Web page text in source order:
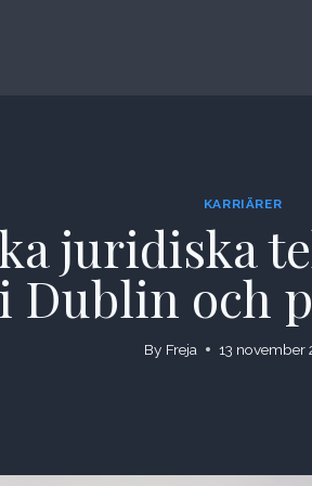
KARRIÄRER
juridiska
Dublin och
By Freja 13 november